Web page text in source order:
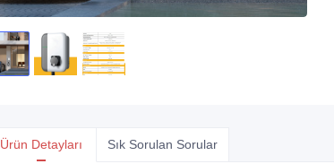
Ürün Detayları Sık Sorulan Sorular